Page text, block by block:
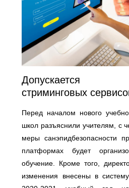
Допускается
стриминговых
Перед началом нового
школ разъяснили учителям, с
меры санэпидбезопасности
платформах будет
обучение. Кроме того,
изменения внесены в